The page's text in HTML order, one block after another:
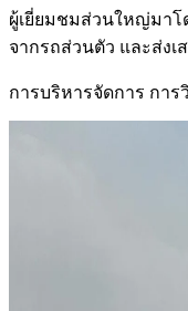
ผู้เยี่ยมชมส่วนใหญ่มา
จากรถส่วนตัว และส่ง
การบริหารจัดการ กา